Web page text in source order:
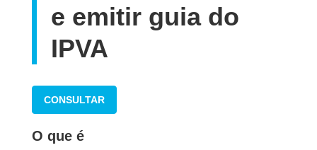
e emitir guia do
IPVA
CONSULTAR
O que é